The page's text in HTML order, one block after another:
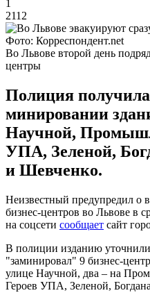
1
2112
Фото: Корреспондент.net
Во Львове второй день
центры
Полиция
минировании
Научной,
УПА, Зеленой,
и Шевченко.
Неизвестный предупредил о
бизнес-центров во Львове в
на соцсети сообщает сайт
В полиции изданию
"заминировал" 9 бизнес-
улице Научной, два – на
Героев УПА, Зеленой,